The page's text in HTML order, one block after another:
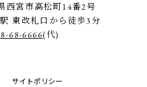
西宮市高松町14番2号
東改札口から徒歩3分
68-6666(代)
サイトポリシー